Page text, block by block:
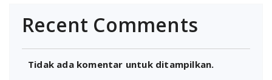
Recent Comments
Tidak ada komentar untuk ditampilkan.